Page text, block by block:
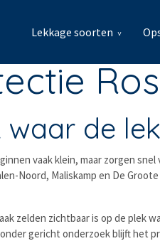
Lekkage soorten
waar de
vaak klein, maar zorgen
Noord, Maliskamp en De
zelden zichtbaar is op de plek
gericht onderzoek blijft het